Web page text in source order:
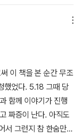
야 할 우리의 숙제일
습니다.
아 서평을 한 자 한
야기를 적는 것조차
는 그 마음이무엇인지
온다 먼저 경험했던
같네요.소년이 온다
오지않았다 는 청소년
을 소설 속에서알 수
금 이 시대를 다시 한
지만 하지 말아야 될
지만,저는 아이들이 올
이 책을 본 순간 무조
했었다. 5.18 그때 당
함께 이야기가 진행
짜증이 난다. 아직도
서 그런지 참 한숨만